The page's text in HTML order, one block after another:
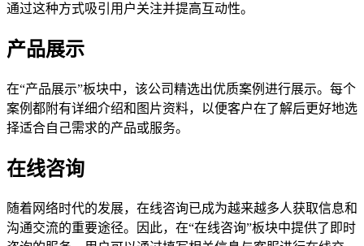
通过这种方式吸引用户关注并提高互动性。
产品展示
在“产品展示”板块中，该公司精选出优质案例进行展示。每个
案例都附有详细介绍和图片资料，以便客户在了解后更好地选
择适合自己需求的产品或服务。
在线咨询
随着网络时代的发展，在线咨询已成为越来越多人获取信息和
沟通交流的重要途径。因此，在“在线咨询”板块中提供了即时